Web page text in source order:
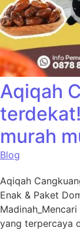
Aqiqah
murah
Blog
Aqiqah
Enak & Paket
yang terpercaya